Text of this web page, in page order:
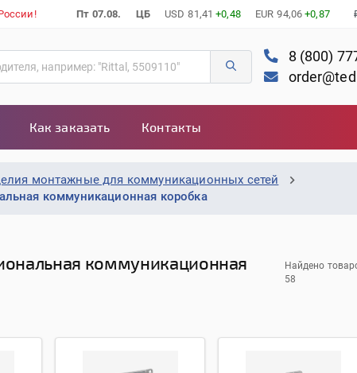
Пт 07.08. ЦБ USD 81,41 +0,48 EUR 94,06 +0,87
8 (800)
Как заказать Контакты
монтажные для коммуникационных сетей
коммуникационная коробка
коммуникационная
Найдено
58